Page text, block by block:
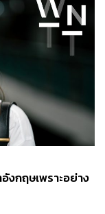
งกฤษเพราะอย่าง